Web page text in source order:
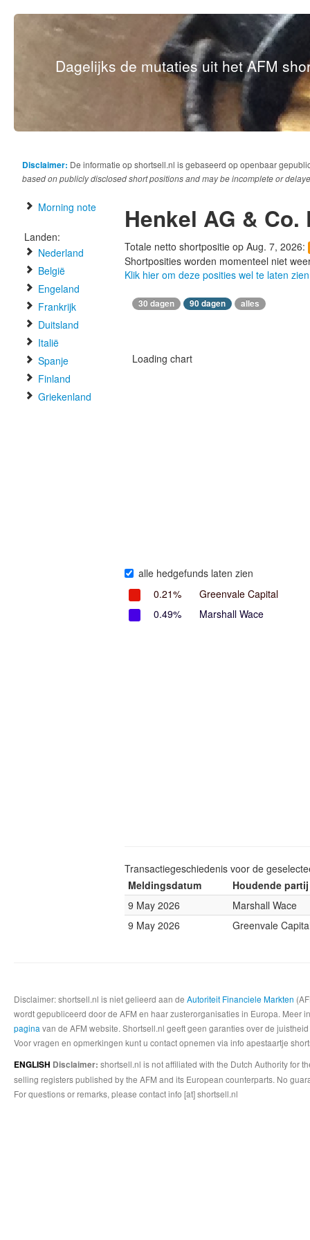
Dagelijks de mutaties uit het AFM
Disclaimer: De informatie op shortsell.nl is gebaseerd op openbaar
based on publicly disclosed short positions and may be incomplete or
Morning note
Landen:
Nederland
België
Engeland
Frankrijk
Duitsland
Italië
Spanje
Finland
Griekenland
Henkel AG & Co.
Totale netto shortpositie op Aug. 7, 2026:
Shortposities worden momenteel niet
Klik hier om deze posities wel te laten zien
30 dagen 90 dagen alles
Loading chart
alle hedgefunds laten zien
0.21%
Greenvale Capital
0.49%
Marshall Wace
Transactiegeschiedenis voor de
Meldingsdatum
Houdende partij
9 May 2026
Marshall Wace
9 May 2026
Greenvale
Disclaimer: shortsell.nl is niet gelieerd aan de Autoriteit Financiele Markten
wordt gepubliceerd door de AFM en haar zusterorganisaties in Europa.
pagina van de AFM website. Shortsell.nl geeft geen garanties over de
Voor vragen en opmerkingen kunt u contact opnemen via info apestaartje
ENGLISH Disclaimer: shortsell.nl is not affiliated with the Dutch Authority for
selling registers published by the AFM and its European counterparts. No
For questions or remarks, please contact info [at] shortsell.nl